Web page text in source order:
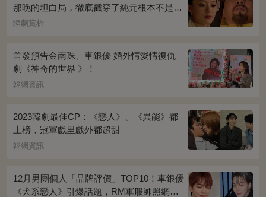
那晚的坦白局，徹底戳穿了純元根本不是被
宜修害死的真相！
陸劇賞析
首發預告金南珠、車銀優 婚外情愛情復仇
劇《神奇的世界 》！
韓網資訊
2023韓劇最佳CP：《戀人》、《異能》都
上榜，冠軍戲里戲外都超甜
韓網資訊
12月男團個人「品牌評價」TOP10！車銀優
《犬系戀人》引爆話題，RM軍服帥照網瘋